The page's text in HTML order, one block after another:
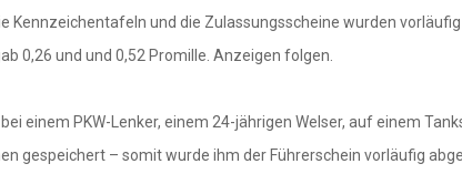
Kennzeichentafeln und die Zulassungsscheine wurden
0,26 und und 0,52 Promille. Anzeigen folgen.
einem PKW-Lenker, einem 24-jährigen Welser, auf einem
gespeichert – somit wurde ihm der Führerschein vorläufig